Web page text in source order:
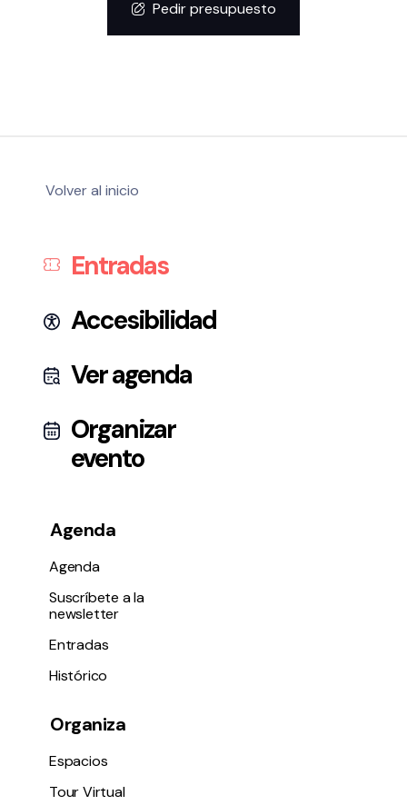
Pedir presupuesto
Volver al inicio
Entradas
Accesibilidad
Ver agenda
Organizar
evento
Agenda
Agenda
Suscríbete a la
newsletter
Entradas
Histórico
Organiza
Espacios
Tour Virtual